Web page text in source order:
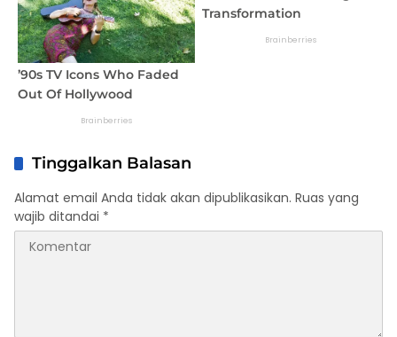
Tinggalkan Balasan
Alamat email Anda tidak akan dipublikasikan. Ruas yang
wajib ditandai *